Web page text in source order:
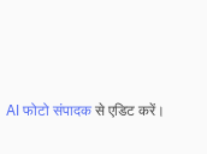
AI फोटो संपादकसे एडिट करें।